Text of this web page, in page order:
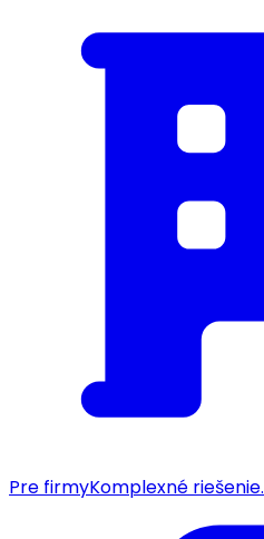
Pre firmyKomplexné riešenie.